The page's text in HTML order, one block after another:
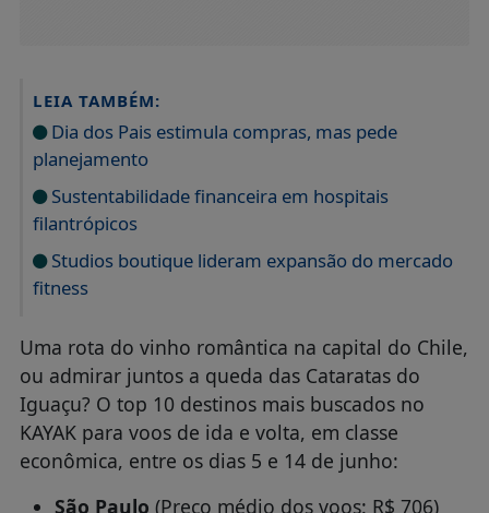
LEIA TAMBÉM:
Dia dos Pais estimula compras, mas pede
planejamento
Sustentabilidade financeira em hospitais
filantrópicos
Studios boutique lideram expansão do mercado
fitness
Uma rota do vinho romântica na capital do Chile,
ou admirar juntos a queda das Cataratas do
Iguaçu? O top 10 destinos mais buscados no
KAYAK para voos de ida e volta, em classe
econômica, entre os dias 5 e 14 de junho:
São Paulo (Preço médio dos voos: R$ 706)